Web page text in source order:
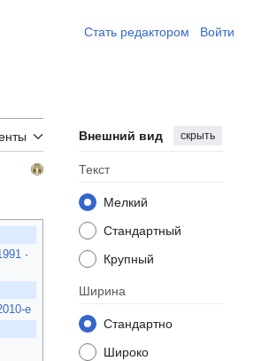
Стать редактором ​ Войти
Внешний вид скрыть
Текст
Мелкий
Стандартный
Крупный
Ширина
Стандартно
Широко
·
е